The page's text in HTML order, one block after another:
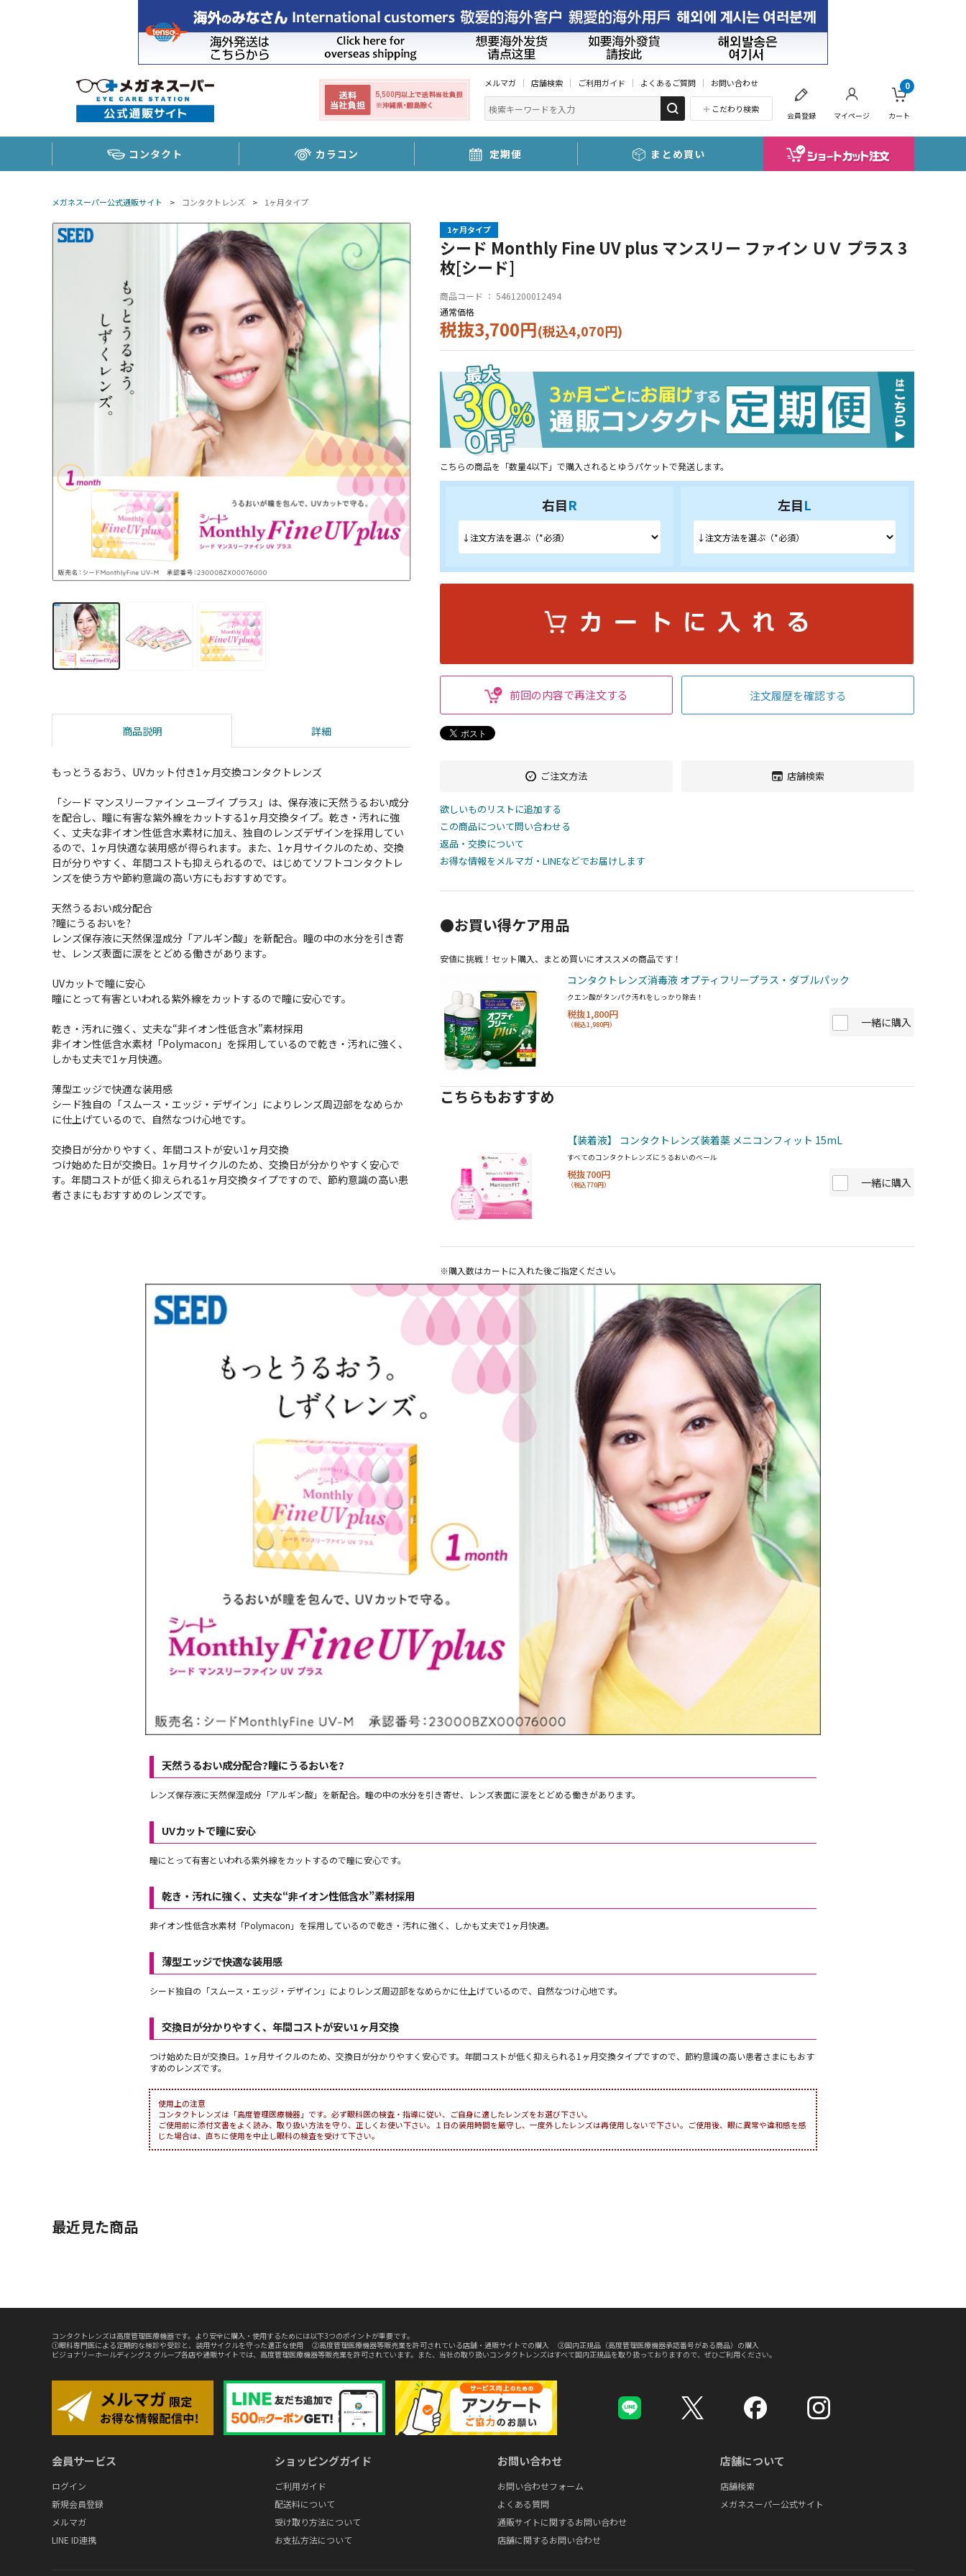
メルマガ 店舗検索 ご利用ガイド よくあるご質問 お問い合わせ
こだわり検索
会員登録 マイページ カート
0
コンタクト カラコン 定期便 まとめ買い
メガネスーパー公式通販サイト > コンタクトレンズ > 1ヶ月タイプ
商品説明 詳細
もっとうるおう、UVカット付き1ヶ月交換コンタクトレンズ
「シード マンスリーファイン ユーブイ プラス」は、保存液に天然うるおい成分
を配合し、瞳に有害な紫外線をカットする1ヶ月交換タイプ。乾き・汚れに強
く、丈夫な非イオン性低含水素材に加え、独自のレンズデザインを採用してい
るので、1ヶ月快適な装用感が得られます。また、1ヶ月サイクルのため、交換
日が分りやすく、年間コストも抑えられるので、はじめてソフトコンタクトレ
ンズを使う方や節約意識の高い方にもおすすめです。
天然うるおい成分配合
?瞳にうるおいを?
レンズ保存液に天然保湿成分「アルギン酸」を新配合。瞳の中の水分を引き寄
せ、レンズ表面に涙をとどめる働きがあります。
UVカットで瞳に安心
瞳にとって有害といわれる紫外線をカットするので瞳に安心です。
乾き・汚れに強く、丈夫な“非イオン性低含水”素材採用
非イオン性低含水素材「Polymacon」を採用しているので乾き・汚れに強く、
しかも丈夫で1ヶ月快適。
薄型エッジで快適な装用感
シード独自の「スムース・エッジ・デザイン」によりレンズ周辺部をなめらか
に仕上げているので、自然なつけ心地です。
交換日が分かりやすく、年間コストが安い1ヶ月交換
つけ始めた日が交換日。1ヶ月サイクルのため、交換日が分かりやすく安心で
す。年間コストが低く抑えられる1ヶ月交換タイプですので、節約意識の高い患
者さまにもおすすめのレンズです。
1ヶ月タイプ
シード Monthly Fine UV plus マンスリー ファイン ＵＶ プラス 3
枚[シード]
商品コード ： 5461200012494
通常価格
税抜3,700円(税込4,070円)
こちらの商品を「数量4以下」で購入されるとゆうパケットで発送します。
右目R 左目L
前回の内容で再注文する 注文履歴を確認する
ご注文方法 店舗検索
欲しいものリストに追加する
この商品について問い合わせる
返品・交換について
お得な情報をメルマガ・LINEなどでお届けします
●お買い得ケア用品
安値に挑戦！セット購入、まとめ買いにオススメの商品です！
コンタクトレンズ消毒液 オプティフリープラス・ダブルパック
クエン酸がタンパク汚れをしっかり除去！
税抜1,800円
（税込1,980円） 一緒に購入
こちらもおすすめ
【装着液】 コンタクトレンズ装着薬 メニコンフィット 15mL
すべてのコンタクトレンズにうるおいのベール
税抜700円
（税込770円） 一緒に購入
※購入数はカートに入れた後ご指定ください。
天然うるおい成分配合?瞳にうるおいを?
レンズ保存液に天然保湿成分「アルギン酸」を新配合。瞳の中の水分を引き寄せ、レンズ表面に涙をとどめる働きがあります。
UVカットで瞳に安心
瞳にとって有害といわれる紫外線をカットするので瞳に安心です。
乾き・汚れに強く、丈夫な“非イオン性低含水”素材採用
非イオン性低含水素材「Polymacon」を採用しているので乾き・汚れに強く、しかも丈夫で1ヶ月快適。
薄型エッジで快適な装用感
シード独自の「スムース・エッジ・デザイン」によりレンズ周辺部をなめらかに仕上げているので、自然なつけ心地です。
交換日が分かりやすく、年間コストが安い1ヶ月交換
つけ始めた日が交換日。1ヶ月サイクルのため、交換日が分かりやすく安心です。年間コストが低く抑えられる1ヶ月交換タイプですので、節約意識の高い患者さまにもおす
すめのレンズです。
使用上の注意
コンタクトレンズは「高度管理医療機器」です。必ず眼科医の検査・指導に従い、ご自身に適したレンズをお選び下さい。
ご使用前に添付文書をよく読み、取り扱い方法を守り、正しくお使い下さい。１日の装用時間を厳守し、一度外したレンズは再使用しないで下さい。ご使用後、眼に異常や違和感を感
じた場合は、直ちに使用を中止し眼科の検査を受けて下さい。
最近見た商品
コンタクトレンズは高度管理医療機器です。より安全に購入・使用するためには以下3つのポイントが重要です。
①眼科専門医による定期的な検診や受診と、装用サイクルを守った適正な使用 ②高度管理医療機器等販売業を許可されている店舗・通販サイトでの購入 ③国内正規品（高度管理医療機器承認番号がある商品）の購入
ビジョナリーホールディングス グループ各店や通販サイトでは、高度管理医療機器等販売業を許可されています。また、当社の取り扱いコンタクトレンズはすべて国内正規品を取り扱っておりますので、ぜひご利用ください。
会員サービス
ログイン
新規会員登録
メルマガ
LINE ID連携
ショッピングガイド
ご利用ガイド
配送料について
受け取り方法について
お支払方法について
お問い合わせ
お問い合わせフォーム
よくある質問
通販サイトに関するお問い合わせ
店舗に関するお問い合わせ
店舗について
店舗検索
メガネスーパー公式サイト